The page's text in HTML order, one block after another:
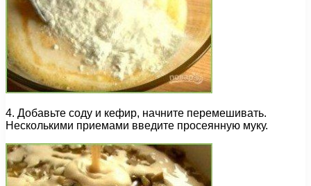
4. Добавьте соду и кефир, начните перемешивать.
Несколькими приемами введите просеянную муку.